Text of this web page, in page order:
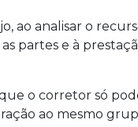
ao analisar o
partes e à
o corretor só
ao mesmo